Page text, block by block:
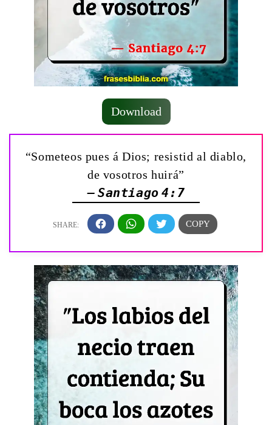
Download
“Someteos pues á Dios; resistid al diablo,
de vosotros huirá”
— Santiago 4:7